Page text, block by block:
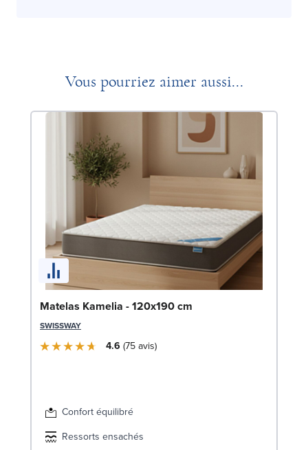
Vous pourriez aimer aussi...
Matelas Kamelia - 120x190 cm
SWISSWAY
4.6 75avis
Confort équilibré
Ressorts ensachés